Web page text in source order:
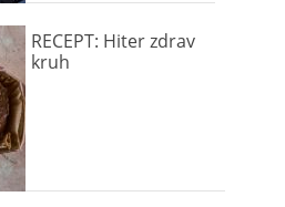
RECEPT: Hiter zdrav
kruh